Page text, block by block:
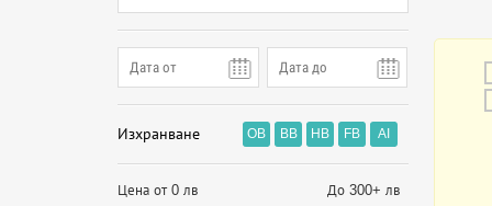
Изхранване OB BB HB FB AI
Цена от 0 лв До 300+ лв